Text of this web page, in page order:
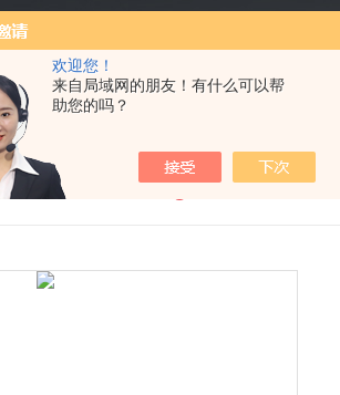
欢迎您！
来自局域网的朋友！有什么可以帮
助您的吗？